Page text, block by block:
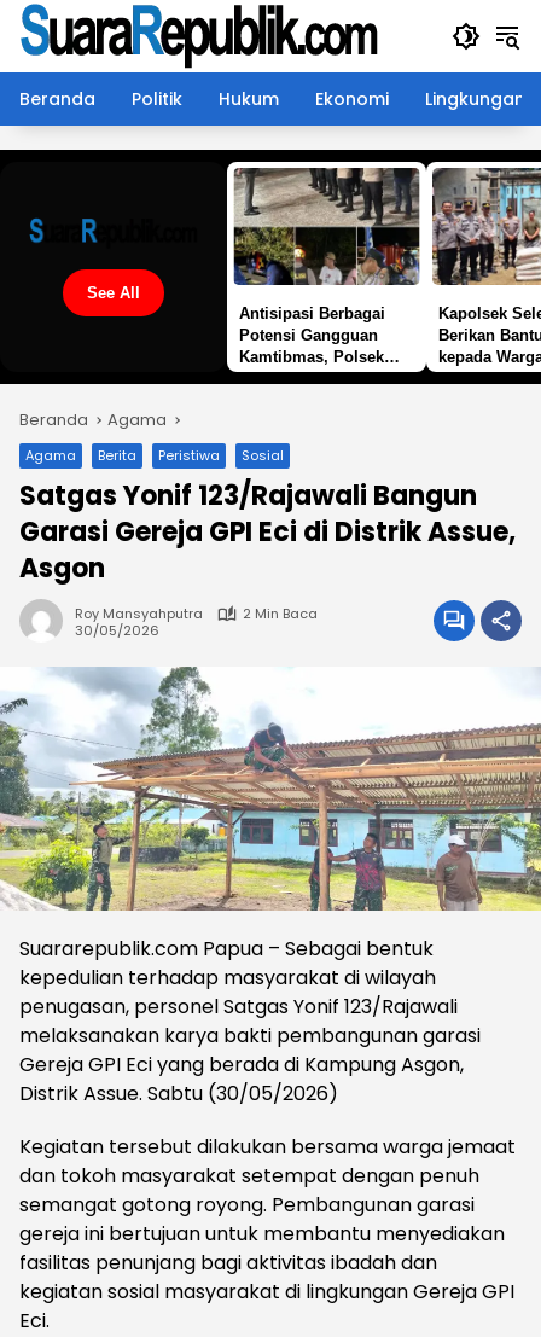
Langsung
konten
Beranda
Politik Hukum Ekonomi Lingkungan
See All
Antisipasi Berbagai
Potensi Gangguan
Kamtibmas, Polsek
Kapolsek
Berikan
kepada
Beranda Agama
Agama Berita Peristiwa Sosial
Satgas Yonif 123/Rajawali Bangun
Garasi Gereja GPI Eci di Distrik Assue,
Asgon
Roy Mansyahputra
2 Min Baca
30/05/2026
Suararepublik.com Papua – Sebagai bentuk
kepedulian terhadap masyarakat di wilayah
penugasan, personel Satgas Yonif 123/Rajawali
melaksanakan karya bakti pembangunan garasi
Gereja GPI Eci yang berada di Kampung Asgon,
Distrik Assue. Sabtu (30/05/2026)
Kegiatan tersebut dilakukan bersama warga jemaat
dan tokoh masyarakat setempat dengan penuh
semangat gotong royong. Pembangunan garasi
gereja ini bertujuan untuk membantu menyediakan
fasilitas penunjang bagi aktivitas ibadah dan
kegiatan sosial masyarakat di lingkungan Gereja GPI
Eci.